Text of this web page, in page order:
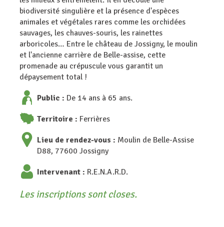
biodiversité singulière et la présence d'espèces
animales et végétales rares comme les orchidées
sauvages, les chauves-souris, les rainettes
arboricoles… Entre le château de Jossigny, le moulin
et l'ancienne carrière de Belle-assise, cette
promenade au crépuscule vous garantit un
dépaysement total !
Public : De 14 ans à 65 ans.
Territoire : Ferrières
Lieu de rendez-vous : Moulin de Belle-Assise
D88, 77600 Jossigny
Intervenant : R.E.N.A.R.D.
Les inscriptions sont closes.